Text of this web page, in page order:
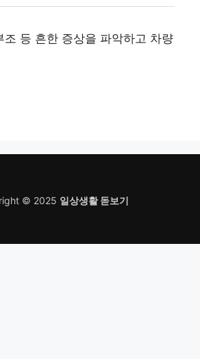
등 흔한 증상을 파악하고 차량
© 2025 일상생활 돋보기